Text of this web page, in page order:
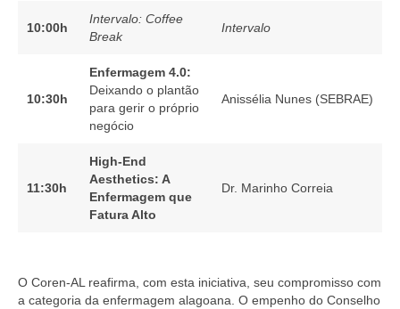
10:00h
Intervalo: Coffee
Break
Intervalo
10:30h
Enfermagem 4.0:
Deixando o plantão
para gerir o próprio
negócio
Anissélia Nunes (SEBRAE)
11:30h
High-End
Aesthetics: A
Enfermagem que
Fatura Alto
Dr. Marinho Correia
O Coren-AL reafirma, com esta iniciativa, seu compromisso com
a categoria da enfermagem alagoana. O empenho do Conselho